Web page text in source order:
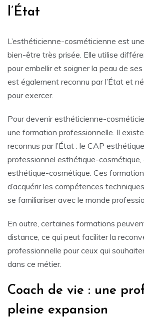
l’État
L’esthéticienne-cosméticienne est
bien-être très prisée. Elle utilise
pour embellir et soigner la peau de
est également reconnu par l’État et
pour exercer.
Pour devenir esthéticienne-
une formation professionnelle. Il
reconnus par l’État : le CAP
professionnel esthétique-cosmétique,
esthétique-cosmétique. Ces
d’acquérir les compétences
se familiariser avec le monde
En outre, certaines formations
distance, ce qui peut faciliter la
professionnelle pour ceux qui
dans ce métier.
Coach de vie : une
pleine expansion